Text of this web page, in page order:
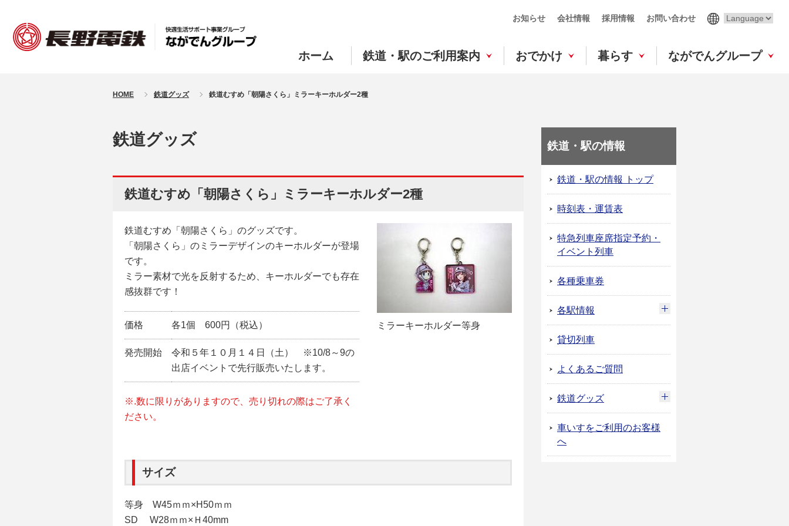
ホーム 鉄道・駅のご利用案内 おでかけ 暮らす ながでんグループ
お知らせ 会社情報 採用情報 お問い合わせ
HOME 鉄道グッズ 鉄道むすめ「朝陽さくら」ミラーキーホルダー2種
鉄道グッズ
鉄道むすめ「朝陽さくら」ミラーキーホルダー2種
ミラーキーホルダー等身
鉄道むすめ「朝陽さくら」のグッズです。
「朝陽さくら」のミラーデザインのキーホルダーが登場
です。
ミラー素材で光を反射するため、キーホルダーでも存在
感抜群です！
価格 各1個 600円（税込）
発売開始
令和５年１０月１４日（土） ※10/8～9の
出店イベントで先行販売いたします。
※.数に限りがありますので、売り切れの際はご了承く
ださい。
サイズ
等身 W45ｍｍ×H50ｍｍ
SD W28ｍｍ×Ｈ40mm
鉄道・駅の情報
鉄道・駅の情報 トップ
時刻表・運賃表
特急列車座席指定予約・
イベント列車
各種乗車券
各駅情報
貸切列車
よくあるご質問
鉄道グッズ
車いすをご利用のお客様
へ